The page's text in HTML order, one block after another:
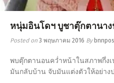
หนุ่มอินโดฯ บูชาตุ๊กตานาง
Posted on 3 พฤษภาคม 2016 By
พบตุ๊กตานอนคว่ำหน้าในสภาพกึ่ง
มันกลับบ้าน จับมันแต่งตัวให้อย่าง